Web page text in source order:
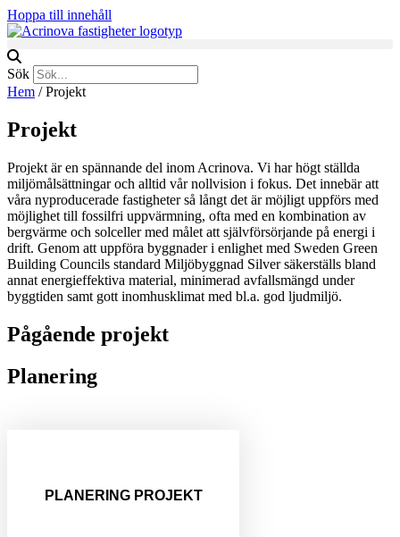
Hoppa till innehåll
Sök
Hem /Projekt
Projekt
Projekt är en spännande del inom Acrinova. Vi har högt ställda
miljömålsättningar och alltid vår nollvision i fokus. Det innebär att
våra nyproducerade fastigheter så långt det är möjligt uppförs med
möjlighet till fossilfri uppvärmning, ofta med en kombination av
bergvärme och solceller med målet att självförsörjande på energi i
drift. Genom att uppföra byggnader i enlighet med Sweden Green
Building Councils standard Miljöbyggnad Silver säkerställs bland
annat energieffektiva material, minimerad avfallsmängd under
byggtiden samt gott inomhusklimat med bl.a. god ljudmiljö.
Pågående projekt
Planering
PLANERING PROJEKT